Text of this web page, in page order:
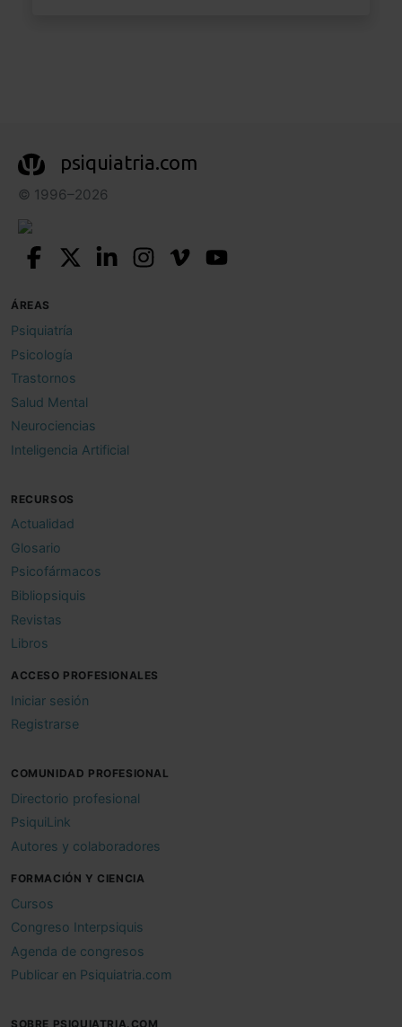
psiquiatria.com
© 1996–2026
ÁREAS
Psiquiatría
Psicología
Trastornos
Salud Mental
Neurociencias
Inteligencia Artificial
RECURSOS
Actualidad
Glosario
Psicofármacos
Bibliopsiquis
Revistas
Libros
ACCESO PROFESIONALES
Iniciar sesión
Registrarse
COMUNIDAD PROFESIONAL
Directorio profesional
PsiquiLink
Autores y colaboradores
FORMACIÓN Y CIENCIA
Cursos
Congreso Interpsiquis
Agenda de congresos
Publicar en Psiquiatria.com
SOBRE PSIQUIATRIA.COM